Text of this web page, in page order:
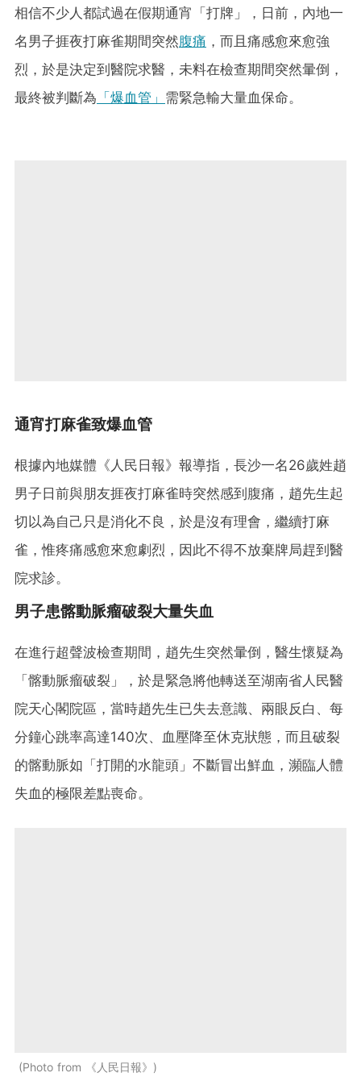
相信不少人都試過在假期通宵「打牌」，日前，內地一
名男子捱夜打麻雀期間突然腹痛 ，而且痛感愈來愈強
烈，於是決定到醫院求醫，未料在檢查期間突然暈倒，
最終被判斷為 「爆血管」 需緊急輸大量血保命。
通宵打麻雀致爆血管
根據內地媒體《人民日報》報導指，長沙一名26歲姓趙
男子日前與朋友捱夜打麻雀時突然感到腹痛，趙先生起
切以為自己只是消化不良，於是沒有理會，繼續打麻
雀，惟疼痛感愈來愈劇烈，因此不得不放棄牌局趕到醫
院求診。
男子患髂動脈瘤破裂大量失血
在進行超聲波檢查期間，趙先生突然暈倒，醫生懷疑為
「髂動脈瘤破裂」，於是緊急將他轉送至湖南省人民醫
院天心閣院區，當時趙先生已失去意識、兩眼反白、每
分鐘心跳率高達140次、血壓降至休克狀態，而且破裂
的髂動脈如「打開的水龍頭」不斷冒出鮮血，瀕臨人體
失血的極限差點喪命。
Photo from 《人民日報》